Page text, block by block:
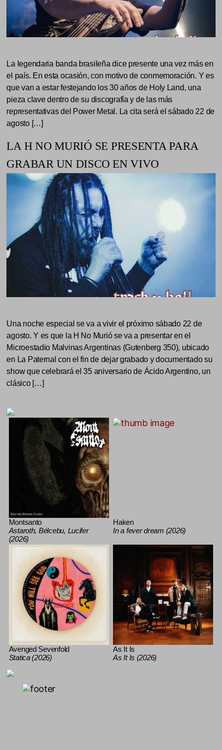
La legendaria banda brasileña dice presente una vez más en
el país. En esta ocasión, con motivo de conmemoración. Y es
que van a estar festejando los 30 años de Holy Land, una
pieza clave dentro de su discografía y de las más
representativas del Power Metal. La cita será el sábado 22 de
agosto […]
LA H NO MURIÓ SE PRESENTA PARA
GRABAR UN DISCO EN VIVO
Una noche especial se va a vivir el próximo sábado 22 de
agosto. Y es que la H No Murió se va a presentar en el
Microestadio Malvinas Argentinas (Gutenberg 350), ubicado
en La Paternal con el fin de dejar grabado y documentado su
show que celebrará el 35 aniversario de Ácido Argentino, un
clásico […]
Montsanto
Astaroth, Bélcebu, Lucifer
(2026)
Haken
In a fever dream (2026)
Avenged Sevenfold
Statica (2026)
As It Is
As It Is (2026)